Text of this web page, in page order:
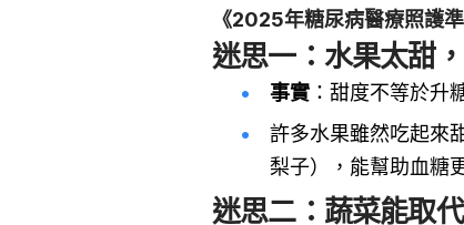
《2025年糖尿病醫療照護準
迷思一：水果太甜
事實 ：甜度不等於升
許多水果雖然吃起來
梨子），能幫助血糖
迷思二：蔬菜能取